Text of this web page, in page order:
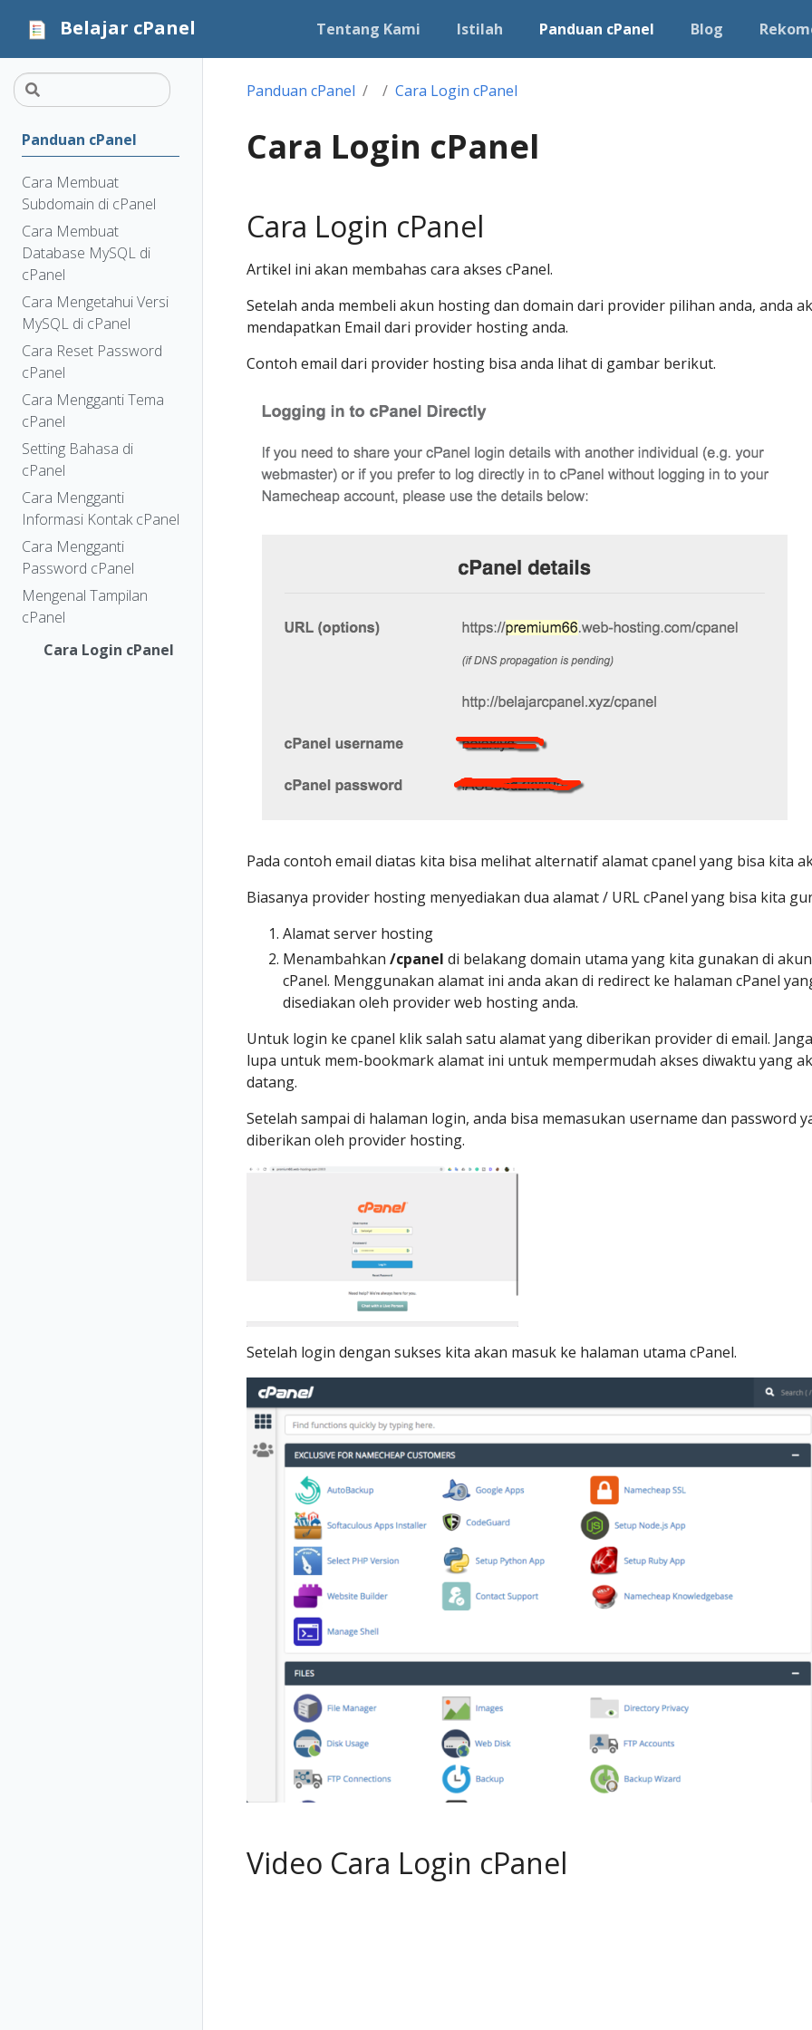
Belajar cPanel Tentang Kami Istilah Panduan cPanel Blog
Panduan cPanel
Cara Membuat
Subdomain di cPanel
Cara Membuat
Database MySQL di
cPanel
Cara Mengetahui Versi
MySQL di cPanel
Cara Reset Password
cPanel
Cara Mengganti Tema
cPanel
Setting Bahasa di
cPanel
Cara Mengganti
Informasi Kontak cPanel
Cara Mengganti
Password cPanel
Mengenal Tampilan
cPanel
Cara Login cPanel
Panduan cPanel Cara Login cPanel
Cara Login cPanel
Cara Login cPanel
Artikel ini akan membahas cara akses cPanel.
Setelah anda membeli akun hosting dan domain dari provider pilihan anda, anda
mendapatkan Email dari provider hosting anda.
Contoh email dari provider hosting bisa anda lihat di gambar berikut.
Pada contoh email diatas kita bisa melihat alternatif alamat cpanel yang bisa kita
Biasanya provider hosting menyediakan dua alamat / URL cPanel yang bisa kita
Alamat server hosting
Menambahkan /cpanel di belakang domain utama yang kita gunakan di akun
cPanel. Menggunakan alamat ini anda akan di redirect ke halaman cPanel
disediakan oleh provider web hosting anda.
Untuk login ke cpanel klik salah satu alamat yang diberikan provider di email.
lupa untuk mem-bookmark alamat ini untuk mempermudah akses diwaktu yang
datang.
Setelah sampai di halaman login, anda bisa memasukan username dan password
diberikan oleh provider hosting.
Setelah login dengan sukses kita akan masuk ke halaman utama cPanel.
Video Cara Login cPanel